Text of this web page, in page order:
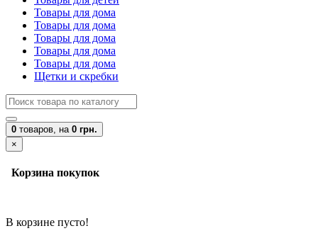
Товары для дома
Товары для дома
Товары для дома
Товары для дома
Товары для дома
Щетки и скребки
0 товаров, на 0 грн.
×
Корзина покупок
В корзине пусто!